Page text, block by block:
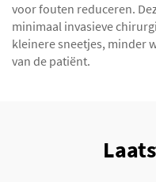
voor fouten reduceren.
minimaal invasieve
kleinere sneetjes, minder
van de patiënt.